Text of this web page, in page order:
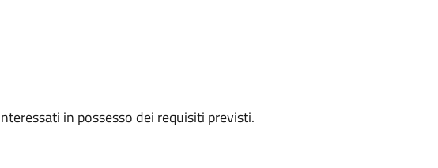
in possesso dei requisiti previsti.